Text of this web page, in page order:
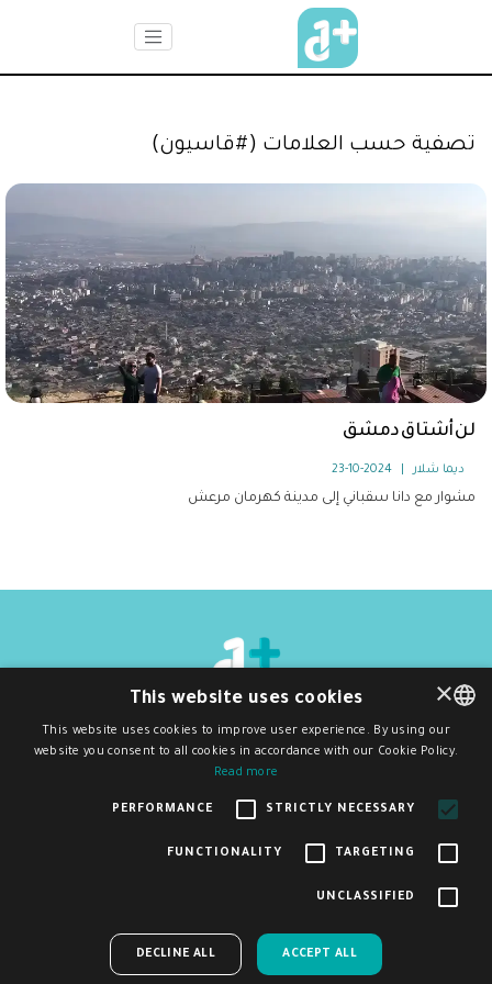
تصفية حسب العلامات (#قاسيون)
لن أشتاق دمشق
ديما شلار 2024-10-23
مشوار مع دانا سقباني إلى مدينة كهرمان مرعش
سياسة الخصوصية و شروط الاستخدام
اشترك بنشرتنا البريدية
تم إنشاء هذا الموقع وصيانته بدعم مالي من الاتحاد الأوروبي. المحتوى الموجود فيه
ENGLISH
×
This website uses cookies
This website uses cookies to improve user experience. By using our
website you consent to all cookies in accordance with our Cookie Policy.
Read more
STRICTLY NECESSARY
PERFORMANCE
TARGETING
FUNCTIONALITY
UNCLASSIFIED
ACCEPT ALL
DECLINE ALL